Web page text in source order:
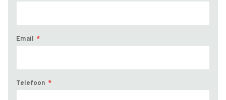
Email *
Telefoon *